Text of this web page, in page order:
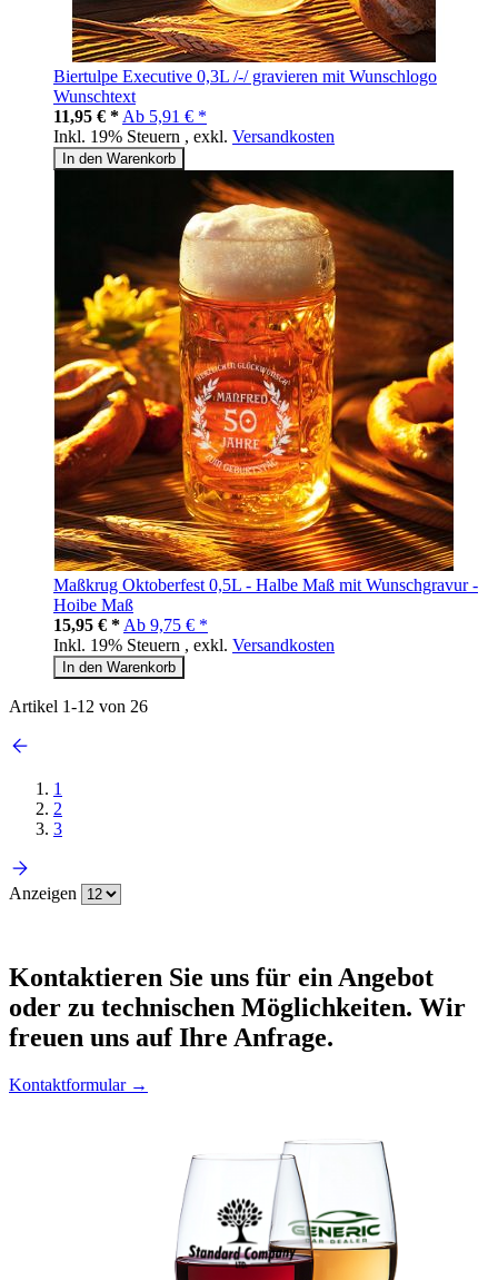
Biertulpe Executive 0,3L /-/ gravieren mit Wunschlogo
Wunschtext
11,95 € * Ab 5,91 € *
Inkl. 19% Steuern , exkl. Versandkosten
In den Warenkorb
Maßkrug Oktoberfest 0,5L - Halbe Maß mit Wunschgravur -
Hoibe Maß
15,95 € * Ab 9,75 € *
Inkl. 19% Steuern , exkl. Versandkosten
In den Warenkorb
Artikel 1-12 von 26
1
2
3
Anzeigen
Kontaktieren Sie uns für ein Angebot
oder zu technischen Möglichkeiten. Wir
freuen uns auf Ihre Anfrage.
Kontaktformular →